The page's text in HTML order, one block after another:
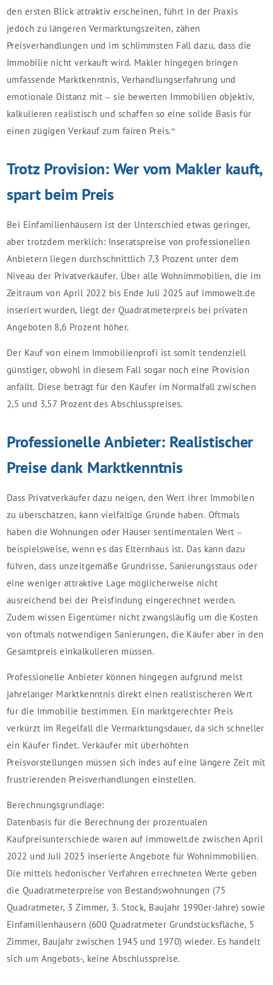
den ersten Blick attraktiv erscheinen, führt in der Praxis
jedoch zu längeren Vermarktungszeiten, zähen
Preisverhandlungen und im schlimmsten Fall dazu, dass die
Immobilie nicht verkauft wird. Makler hingegen bringen
umfassende Marktkenntnis, Verhandlungserfahrung und
emotionale Distanz mit – sie bewerten Immobilien objektiv,
kalkulieren realistisch und schaffen so eine solide Basis für
einen zügigen Verkauf zum fairen Preis.“
Trotz Provision: Wer vom Makler kauft,
spart beim Preis
Bei Einfamilienhäusern ist der Unterschied etwas geringer,
aber trotzdem merklich: Inseratspreise von professionellen
Anbietern liegen durchschnittlich 7,3 Prozent unter dem
Niveau der Privatverkäufer. Über alle Wohnimmobilien, die im
Zeitraum von April 2022 bis Ende Juli 2025 auf immowelt.de
inseriert wurden, liegt der Quadratmeterpreis bei privaten
Angeboten 8,6 Prozent höher.
Der Kauf von einem Immobilienprofi ist somit tendenziell
günstiger, obwohl in diesem Fall sogar noch eine Provision
anfällt. Diese beträgt für den Käufer im Normalfall zwischen
2,5 und 3,57 Prozent des Abschlusspreises.
Professionelle Anbieter: Realistischer
Preise dank Marktkenntnis
Dass Privatverkäufer dazu neigen, den Wert ihrer Immobilen
zu überschätzen, kann vielfältige Gründe haben. Oftmals
haben die Wohnungen oder Häuser sentimentalen Wert –
beispielsweise, wenn es das Elternhaus ist. Das kann dazu
führen, dass unzeitgemäße Grundrisse, Sanierungsstaus oder
eine weniger attraktive Lage möglicherweise nicht
ausreichend bei der Preisfindung eingerechnet werden.
Zudem wissen Eigentümer nicht zwangsläufig um die Kosten
von oftmals notwendigen Sanierungen, die Käufer aber in den
Gesamtpreis einkalkulieren müssen.
Professionelle Anbieter können hingegen aufgrund meist
jahrelanger Marktkenntnis direkt einen realistischeren Wert
für die Immobilie bestimmen. Ein marktgerechter Preis
verkürzt im Regelfall die Vermarktungsdauer, da sich schneller
ein Käufer findet. Verkäufer mit überhöhten
Preisvorstellungen müssen sich indes auf eine längere Zeit mit
frustrierenden Preisverhandlungen einstellen.
Berechnungsgrundlage:
Datenbasis für die Berechnung der prozentualen
Kaufpreisunterschiede waren auf immowelt.de zwischen April
2022 und Juli 2025 inserierte Angebote für Wohnimmobilien.
Die mittels hedonischer Verfahren errechneten Werte geben
die Quadratmeterpreise von Bestandswohnungen (75
Quadratmeter, 3 Zimmer, 3. Stock, Baujahr 1990er-Jahre) sowie
Einfamilienhäusern (600 Quadratmeter Grundstücksfläche, 5
Zimmer, Baujahr zwischen 1945 und 1970) wieder. Es handelt
sich um Angebots-, keine Abschlusspreise.